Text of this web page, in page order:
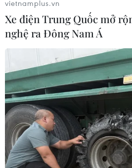
#Hà Nội #Nông nghiệp
#Kinh
#Khoa học
#Công nghệ
vietnamplus.vn
Xe điện Trung Quốc mở
nghệ ra Đông Nam Á